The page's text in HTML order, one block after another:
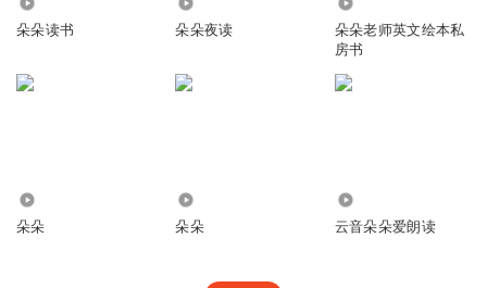
朵朵读书 朵朵夜读
朵朵老师英文绘本私
房书
朵朵 朵朵 云音朵朵爱朗读